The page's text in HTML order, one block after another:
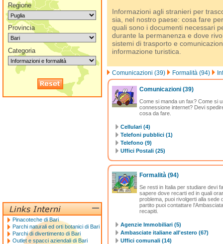
Informazioni agli stranieri per
sia, nel nostro paese: cosa fare
quali sono i documenti necessari
durante la permanenza e dove
sistemi di trasporto e
informazione turistica.
Comunicazioni (39) Formalità (94)
Comunicazioni (39)
Come si manda un fax? Come si
connessione internet? Devi
cosa da fare.
Cellulari (4)
Telefoni pubblici (1)
Telefono (9)
Uffici Postali (25)
Formalità (94)
Se resti in Italia per studiare devi
sapere dove recarti ed in quali
problema, puoi rivolgerti alla sede
partito puoi contattare
recapiti.
Agenzie Immobiliari (5)
Ambasciate italiane all'estero (67)
Uffici comunali (14)
Regione
Provincia
Categoria
Pinacoteche di Bari
Parchi naturali ed orti botanici di Bari
Parchi di divertimento di Bari
Outlet e spacci aziendali di Bari